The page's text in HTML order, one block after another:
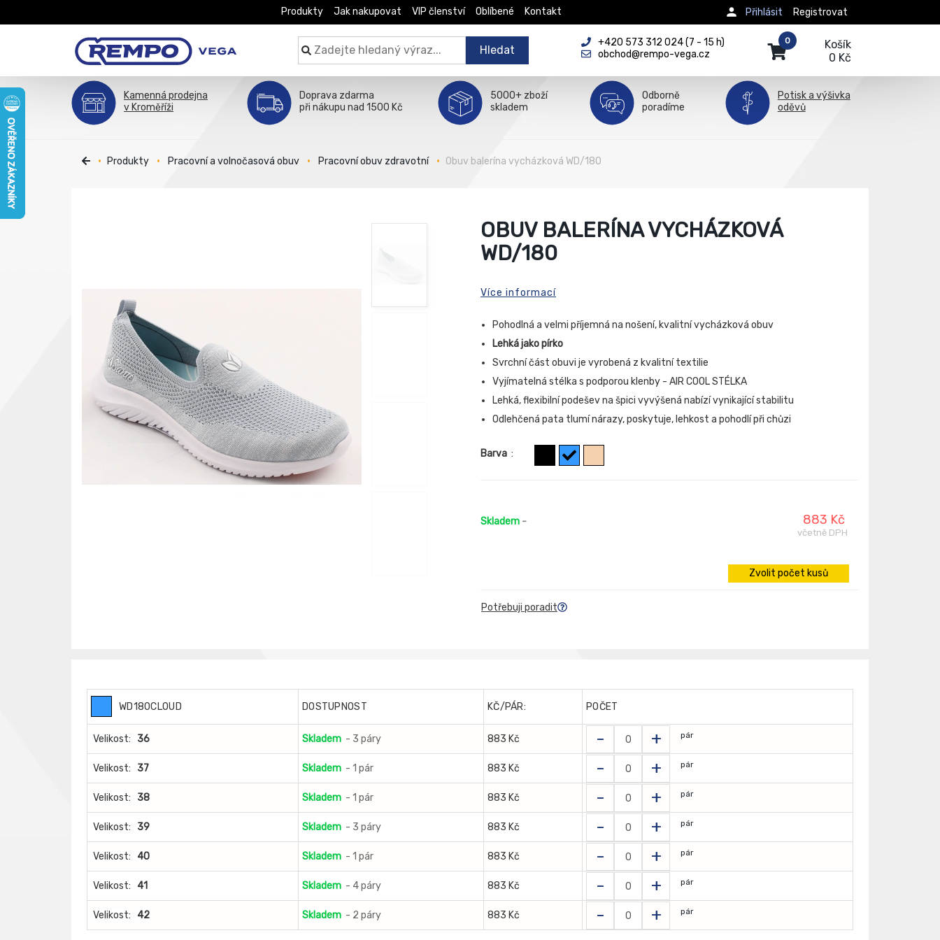
Produkty Jak nakupovat VIP členství Oblíbené Kontakt Registrovat
Přihlásit
Hledat
+420 573 312 024 (7 - 15 h)
obchod@rempo-vega.cz
Košík
0 Kč
0
Kamenná prodejna
v Kroměříži
Doprava zdarma
při nákupu nad 1500 Kč
5000+ zboží
skladem
Odborně
poradíme
Potisk a výšivka
oděvů
Produkty Pracovní a volnočasová obuv Pracovní obuv zdravotní Obuv balerína vycházková WD/180
OBUV BALERÍNA VYCHÁZKOVÁ
WD/180
Více informací
Pohodlná a velmi příjemná na nošení, kvalitní vycházková obuv
Lehká jako pírko
Svrchní část obuvi je vyrobená z kvalitní textilie
Vyjímatelná stélka s podporou klenby - AIR COOL STÉLKA
Lehká, flexibilní podešev na špici vyvýšená nabízí vynikající stabilitu
Odlehčená pata tlumí nárazy, poskytuje, lehkost a pohodlí při chůzi
Barva :
Skladem - 883 Kč
včetně DPH
Zvolit počet kusů
Potřebuji poradit
WD180CLOUD DOSTUPNOST KČ/PÁR: POČET
Velikost: 36 Skladem - 3 páry 883 Kč - + pár
Velikost: 37 Skladem - 1 pár 883 Kč - + pár
Velikost: 38 Skladem - 1 pár 883 Kč - + pár
Velikost: 39 Skladem - 3 páry 883 Kč - + pár
Velikost: 40 Skladem - 1 pár 883 Kč - + pár
Velikost: 41 Skladem - 4 páry 883 Kč - + pár
Velikost: 42 Skladem - 2 páry 883 Kč - + pár